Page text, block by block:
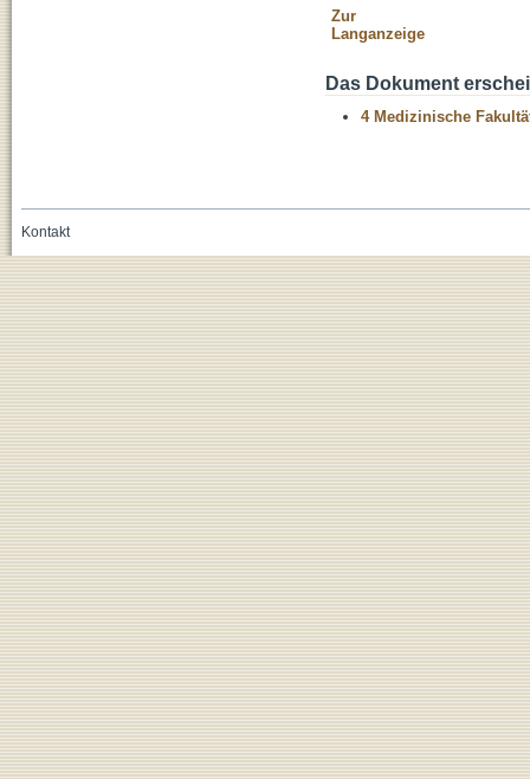
Zur
Langanzeige
Das Dokument
4 Medizinische
Kontakt